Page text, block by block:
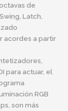
de
Latch,
acordes a partir
para actuar, el
RGB
son más